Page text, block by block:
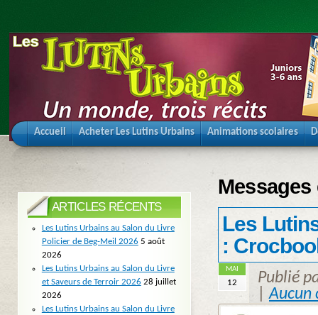
Accueil Acheter Les Lutins Urbains Animations scolaires
Les
:
MAI
12
Publié
|Aucun
ARTICLES RÉCENTS
Les Lutins Urbains au Salon du Livre
Policier de Beg-Meil 2026 5 août
2026
Les Lutins Urbains au Salon du Livre
et Saveurs de Terroir 2026 28 juillet
2026
Les Lutins Urbains au Salon du Livre